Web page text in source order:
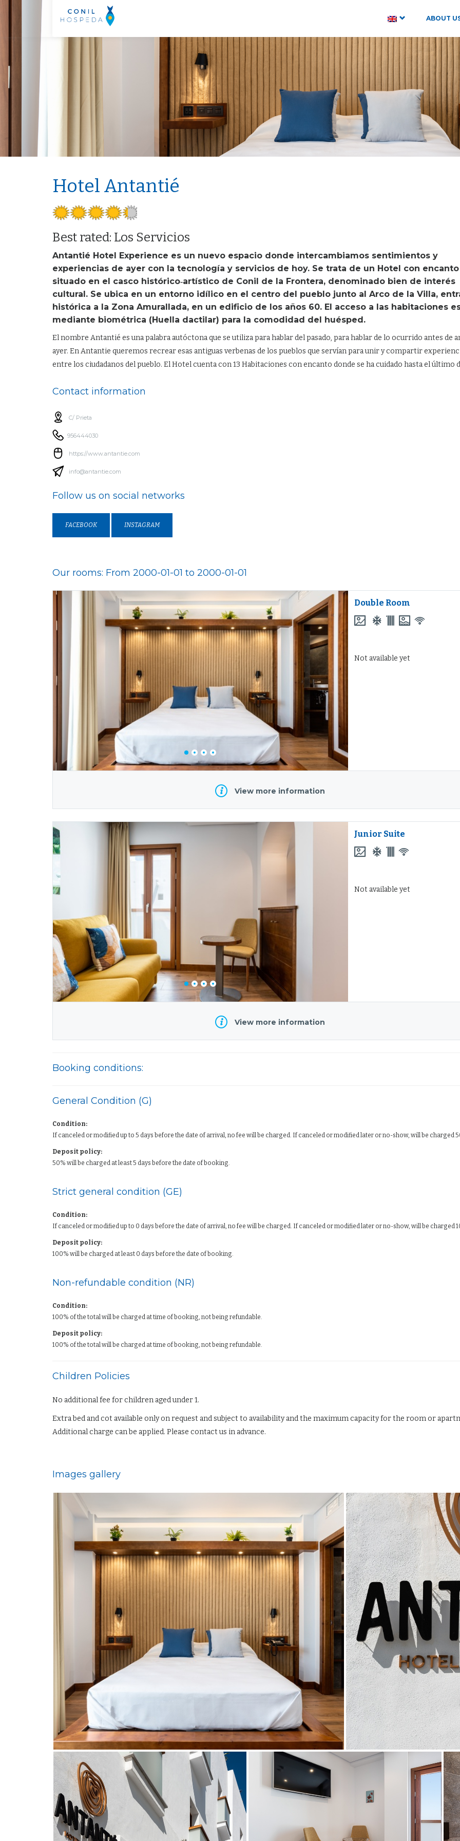
ABOUT
CHOOSE DATES
Hotel Antantié
Best rated: Los Servicios
Antantié Hotel Experience es un nuevo espacio donde intercambiamos sentimientos y
experiencias de ayer con la tecnología y servicios de hoy. Se trata de un Hotel con encanto
situado en el casco histórico‐artístico de Conil de la Frontera, denominado bien de interés
cultural. Se ubica en un entorno idílico en el centro del pueblo junto al Arco de la Villa,
histórica a la Zona Amurallada, en un edificio de los años 60. El acceso a las habitaciones
mediante biométrica (Huella dactilar) para la comodidad del huésped.
El nombre Antantié es una palabra autóctona que se utiliza para hablar del pasado, para hablar de lo ocurrido antes de
ayer. En Antantie queremos recrear esas antiguas verbenas de los pueblos que servían para unir y compartir
entre los ciudadanos del pueblo. El Hotel cuenta con 13 Habitaciones con encanto donde se ha cuidado hasta el último
Contact information
C/ Prieta
956444030
https://www.antantie.com
info@antantie.com
Follow us on social networks
FACEBOOK INSTAGRAM
Our rooms: From 2000-01-01 to 2000-01-01
Double Room
Not available yet
View more information
Junior Suite
Not available yet
View more information
Booking conditions:
General Condition (G)
Condition:
If canceled or modified up to 5 days before the date of arrival, no fee will be charged. If canceled or modified later or no-show, will be charged
Deposit policy:
50% will be charged at least 5 days before the date of booking.
Strict general condition (GE)
Condition:
If canceled or modified up to 0 days before the date of arrival, no fee will be charged. If canceled or modified later or no-show, will be charged
Deposit policy:
100% will be charged at least 0 days before the date of booking.
Non-refundable condition (NR)
Condition:
100% of the total will be charged at time of booking, not being refundable.
Deposit policy:
100% of the total will be charged at time of booking, not being refundable.
Children Policies
No additional fee for children aged under 1.
Extra bed and cot available only on request and subject to availability and the maximum capacity for the room or
Additional charge can be applied. Please contact us in advance.
Images gallery